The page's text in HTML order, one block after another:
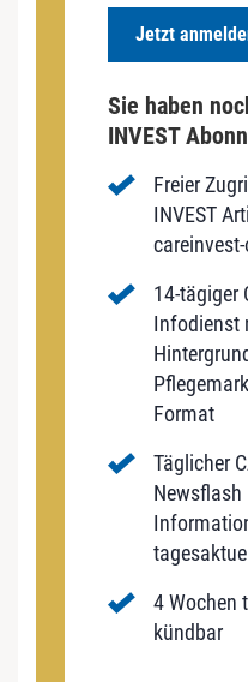
Jetzt
Sie haben
INVEST
Freier
INVEST
14-tägiger
Infodienst
Format
Täglicher
4 Wochen
kündbar